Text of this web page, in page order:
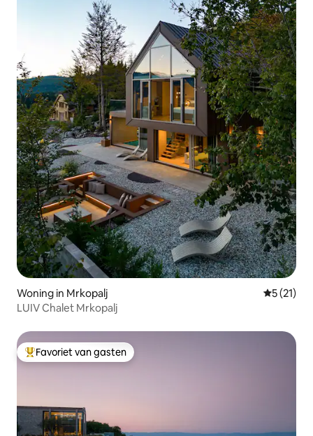
Woning in Mrkopalj
5 (21)
LUIV Chalet Mrkopalj
Topfavoriet van gasten
Favoriet van gasten